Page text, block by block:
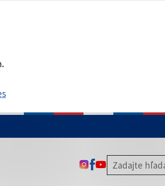
je zabezpečená
ODKAZ SA OTVORÍ NA
ODKAZ SA OTVORÍ
ODKAZ SA OTVORÍ